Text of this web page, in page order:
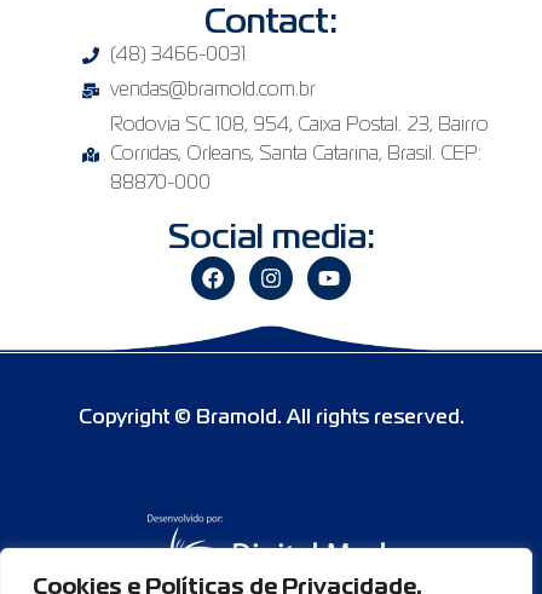
Cookies e Políticas de Privacidade.
Contact:
(48) 3466-0031
vendas@bramold.com.br
Rodovia SC 108, 954, Caixa Postal. 23, Bairro
Corridas, Orleans, Santa Catarina, Brasil. CEP:
88870-000
Social media:
Copyright © Bramold. All rights reserved.